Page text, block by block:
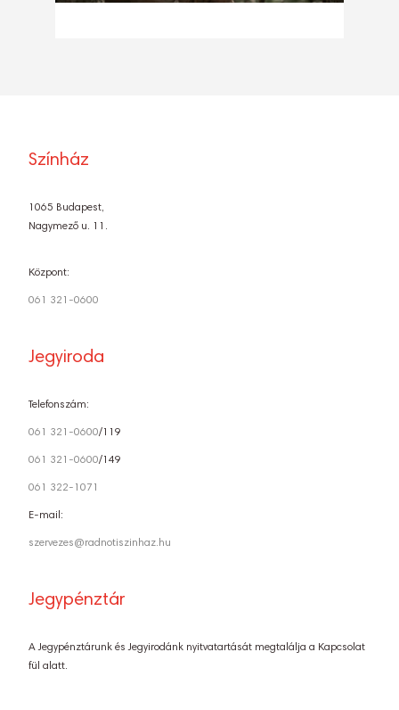
Színház
1065 Budapest,
Nagymező u. 11.
Központ:
061 321-0600
Jegyiroda
Telefonszám:
061 321-0600/119
061 321-0600/149
061 322-1071
E-mail:
szervezes@radnotiszinhaz.hu
Jegypénztár
A Jegypénztárunk és Jegyirodánk nyitvatartását megtalálja a Kapcsolat
fül alatt.